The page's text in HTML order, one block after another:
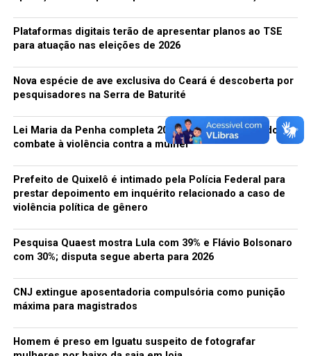
Chuva forte destrói estradas e alaga ruas em cidades do
interior
NÃO PERCA
Chuvas da pré-Estação no CE ficam 55,4% acima da
média, diz Funceme
Paulinho Neto
Plataformas digitais terão de apresentar planos ao TSE
para atuação nas eleições de 2026
Nova espécie de ave exclusiva do Ceará é descoberta por
pesquisadores na Serra de Baturité
Lei Maria da Penha completa 20 anos e reforça legado no
combate à violência contra a mulher
Prefeito de Quixelô é intimado pela Polícia Federal para
prestar depoimento em inquérito relacionado a caso de
violência política de gênero
Pesquisa Quaest mostra Lula com 39% e Flávio Bolsonaro
com 30%; disputa segue aberta para 2026
CNJ extingue aposentadoria compulsória como punição
máxima para magistrados
Homem é preso em Iguatu suspeito de fotografar